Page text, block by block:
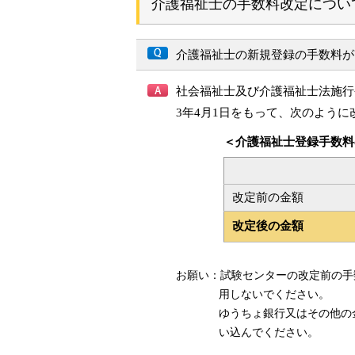
介護福祉士の手数料改定につい
介護福祉士の新規登録の手数料
社会福祉士及び介護福祉士法施
3年4月1日をもって、次のように
＜介護福祉士登録手数
改定前の金額
改定後の金額
お願い：試験センターの改定前の
用しないでください。
ゆうちょ銀行又はその他
い込んでください。